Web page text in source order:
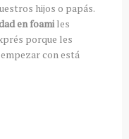
hijos o papás.
en foamiles
porque les
con está